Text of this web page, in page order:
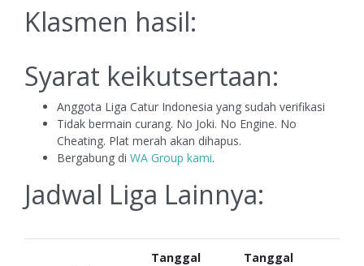
Klasmen hasil:
Syarat keikutsertaan:
Anggota Liga Catur Indonesia yang sudah verifikasi
Tidak bermain curang. No Joki. No Engine. No
Cheating. Plat merah akan dihapus.
Bergabung di WA Group kami.
Jadwal Liga Lainnya:
Tanggal
Tanggal